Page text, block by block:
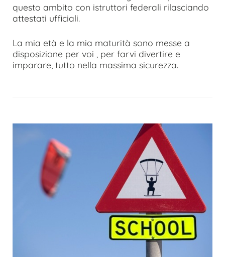
questo ambito con istruttori federali rilasciando
attestati ufficiali.
La mia età e la mia maturità sono messe a
disposizione per voi , per farvi divertire e
imparare, tutto nella massima sicurezza.